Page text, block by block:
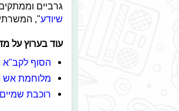
גרביים
שיודע",
עוד בערוץ על
הסוף לקב"א
מלוחמת אש
רוכבת